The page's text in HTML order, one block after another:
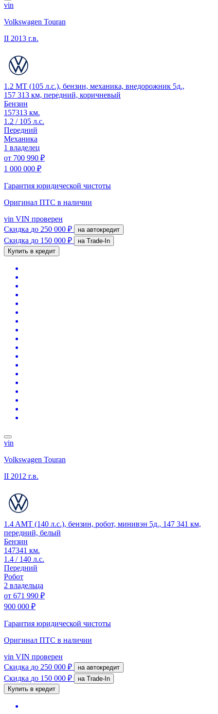
vin
Volkswagen Touran
II 2013 г.в.
1.2 MT (105 л.с.), бензин, механика, внедорожник 5д.,
157 313 км, передний, коричневый
Бензин
157313 км.
1.2 / 105 л.с.
Передний
Механика
1 владелец
от 700 990 ₽
1 000 000 ₽
Гарантия юридической чистоты
Оригинал ПТС в наличии
vin VIN проверен
Скидка до 250 000 ₽ на автокредит
Скидка до 150 000 ₽
на Trade-In
Купить в кредит
vin
Volkswagen Touran
II 2012 г.в.
1.4 AMT (140 л.с.), бензин, робот, минивэн 5д., 147 341 км,
передний, белый
Бензин
147341 км.
1.4 / 140 л.с.
Передний
Робот
2 владельца
от 671 990 ₽
900 000 ₽
Гарантия юридической чистоты
Оригинал ПТС в наличии
vin VIN проверен
Скидка до 250 000 ₽ на автокредит
Скидка до 150 000 ₽
на Trade-In
Купить в кредит